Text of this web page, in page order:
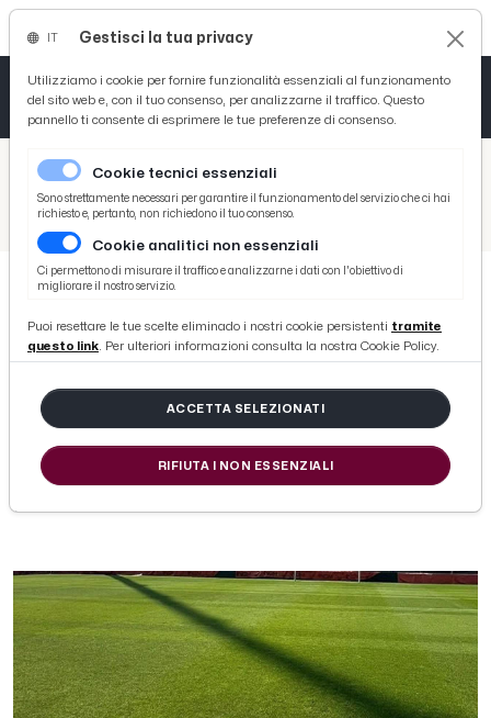
/ Picenotime
/ Curiosità
Verso la Serie B: il mercato dell'Ascoli tra il nodo rinnovi e la caccia al bomber
Verso la Serie B: il mercato
dell'Ascoli tra il nodo rinnovi e la
caccia al bomber
di Redazione Picenotime
Gestisci la tua privacy
Utilizziamo i cookie per fornire funzionalità essenziali al funzionamento
del sito web e, con il tuo consenso, per analizzarne il traffico. Questo
pannello ti consente di esprimere le tue preferenze di consenso.
Cookie tecnici essenziali
Sono strettamente necessari per garantire il funzionamento del servizio che ci hai
richiesto e, pertanto, non richiedono il tuo consenso.
Cookie analitici non essenziali
Ci permettono di misurare il traffico e analizzarne i dati con l'obiettivo di
migliorare il nostro servizio.
Puoi resettare le tue scelte eliminado i nostri cookie persistenti tramite
questo link. Per ulteriori informazioni consulta la nostra Cookie Policy.
ACCETTA SELEZIONATI
RIFIUTA I NON ESSENZIALI
Tutto News
Tutto Sport
Basket
Ciclismo
Tutto Curiosità